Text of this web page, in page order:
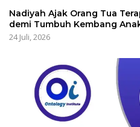
Nadiyah Ajak Orang Tua
demi Tumbuh Kembang
24 Juli, 2026